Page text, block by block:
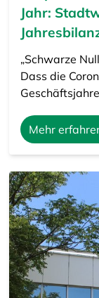
Jahr:
„Schwarze
Dass die
Mehr